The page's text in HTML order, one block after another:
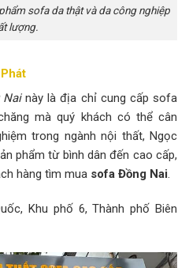
sofa da thật và da công nghiệp
lượng.
Nainày là địa chỉ cung cấp sofa
mà quý khách có thể cân
trong ngành nội thất, Ngọc
phẩm từ bình dân đến cao cấp,
hàng tìm mua sofa Đồng Nai.
Khu phố 6, Thành phố Biên